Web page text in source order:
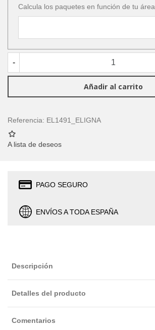
Calcula los paquetes en función de tu área
-
Añadir al carrito
Referencia: EL1491_ELIGNA
A lista de deseos
PAGO SEGURO
ENVÍOS A TODA ESPAÑA
Descripción
Detalles del producto
Comentarios